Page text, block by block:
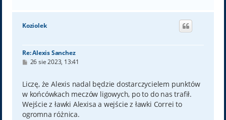
g
Koziolek
Re: Alexis Sanchez
P
t
26 sie 2023, 13:41
Liczę, że Alexis nadal będzie dostarczycielem punktów
w końcówkach meczów ligowych, po to do nas trafił.
Wejście z ławki Alexisa a wejście z ławki Correi to
ogromna różnica.